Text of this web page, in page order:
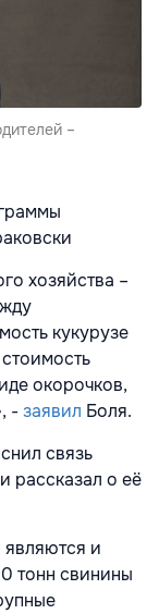
–
хозяйства –
кукурузе
окорочков,
-заявил Боля.
связь
рассказал о её
являются и
тонн свинины